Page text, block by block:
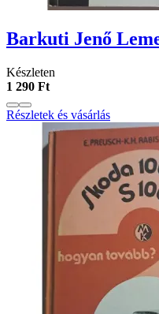
Barkuti Jenő
Készleten
1 290 Ft
Részletek és vásárlás